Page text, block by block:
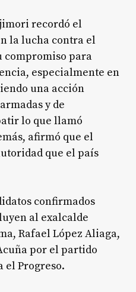
recordó el
la lucha contra el
compromiso para
especialmente en
una acción
y de
lo que llamó
afirmó que el
que el país
confirmados
al exalcalde
Rafael López Aliaga,
por el partido
el Progreso.